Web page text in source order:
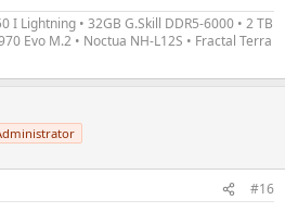
I Lightning • 32GB G.Skill DDR5-6000 • 2 TB
Evo M.2 • Noctua NH-L12S • Fractal Terra
#16